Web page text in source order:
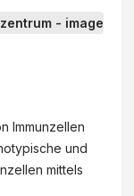
Immunzellen
und
mittels